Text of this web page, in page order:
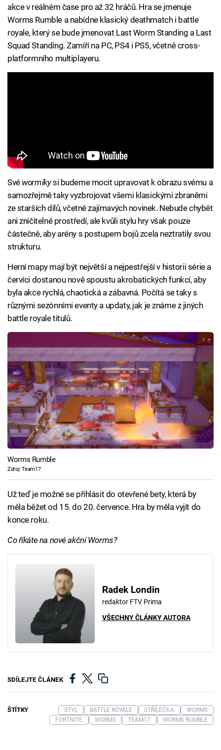
akce v reálném čase pro až 32 hráčů. Hra se jmenuje
Worms Rumble a nabídne klasický deathmatch i battle
royale, který se bude jmenovat Last Worm Standing a Last
Squad Standing. Zamíří na PC, PS4 i PS5, včetně cross-
platformního multiplayeru.
Své wormíkysi budeme mocit upravovat k obrazu svému a
samozřejmě taky vyzbrojovat všemi klasickými zbraněmi
ze starších dílů, včetně zajímavých novinek. Nebude chybět
ani zničitelné prostředí, ale kvůli stylu hry však pouze
částečně, aby arény s postupem bojů zcela neztratily svou
strukturu.
Herní mapy mají být největší a nejpestřejší v historii série a
červíci dostanou nově spoustu akrobatických funkcí, aby
byla akce rychlá, chaotická a zábavná. Počítá se taky s
různými sezónními eventy a updaty, jak je známe z jiných
battle royale titulů.
Worms Rumble
Zdroj: Team17
Už teď je možné se přihlásit do otevřené bety, která by
měla běžet od 15. do 20. července. Hra by měla vyjít do
konce roku.
Co říkáte na nové akční Worms?
Radek Londin
redaktor FTV Prima
VŠECHNY ČLÁNKY AUTORA
SDÍLEJTE ČLÁNEK
ŠTÍTKY STYL BATTLE ROYALE STŘÍLEČKA
WORMS
FORTNITE
WORMS TEAM17 WORMS RUMBLE